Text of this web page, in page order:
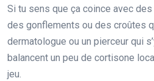
Si tu sens que ça coince avec
des gonflements ou des croûtes
dermatologue ou un pierceur qui
balancent un peu de cortisone
jeu.